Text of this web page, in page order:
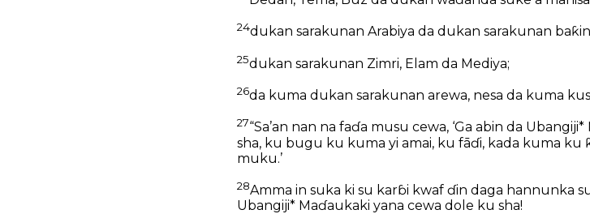
24dukan sarakunan Arabiya da dukan sarakunan
25dukan sarakunan Zimri, Elam da Mediya;
26da kuma dukan sarakunan arewa, nesa da kuma
27“Sa’an nan na faɗa musu cewa, ‘Ga abin da
sha, ku bugu ku kuma yi amai, ku fāɗi, kada kuma ku
muku.’
28Amma in suka ki su karɓi kwaf ɗin daga hannunka
Ubangiji* Maɗaukaki yana cewa dole ku sha!